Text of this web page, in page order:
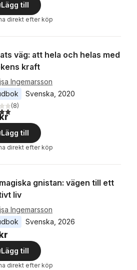
Lägg till
direkt efter köp
väg: att hela och helas med
kraft
Ingemarsson
Svenska 2020
5 stjärnor. Totalt antal röster:
(8)
Lägg till
direkt efter köp
gnistan: vägen till ett
liv
Ingemarsson
Svenska 2026
Lägg till
direkt efter köp